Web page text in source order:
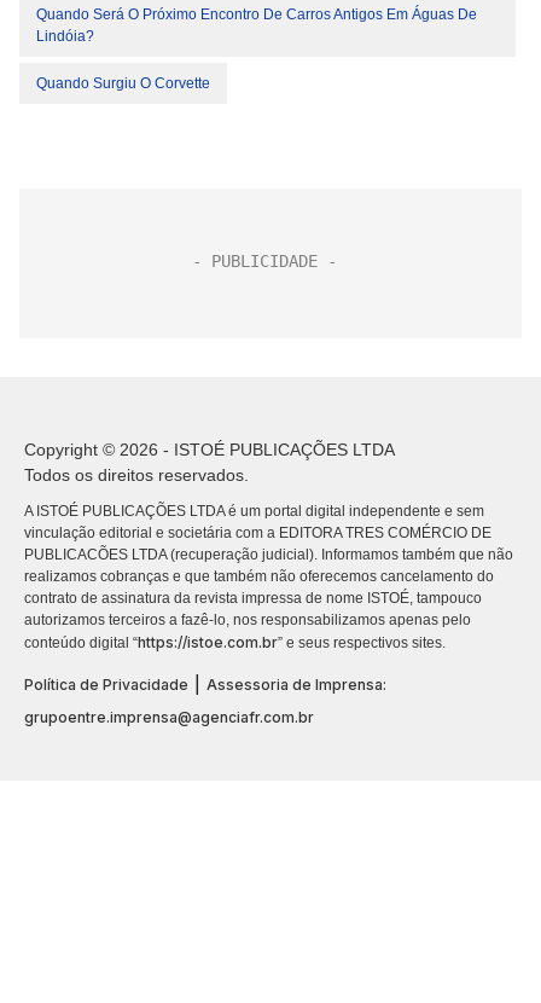
Quando Será O Próximo Encontro De Carros Antigos Em Águas De
Lindóia?
Quando Surgiu O Corvette
Copyright © 2026 - ISTOÉ PUBLICAÇÕES LTDA
Todos os direitos reservados.
A ISTOÉ PUBLICAÇÕES LTDA é um portal digital independente e sem
vinculação editorial e societária com a EDITORA TRES COMÉRCIO DE
PUBLICACÕES LTDA (recuperação judicial). Informamos também que não
realizamos cobranças e que também não oferecemos cancelamento do
contrato de assinatura da revista impressa de nome ISTOÉ, tampouco
autorizamos terceiros a fazê-lo, nos responsabilizamos apenas pelo
conteúdo digital “https://istoe.com.br” e seus respectivos sites.
Política de Privacidade
Assessoria de Imprensa:
grupoentre.imprensa@agenciafr.com.br